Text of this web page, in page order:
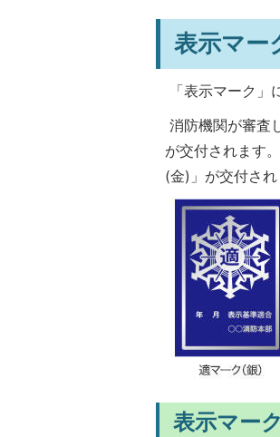
表示マー
「表示マーク」
消防機関が審査
が交付されます
(金)」が交付され
表示マー